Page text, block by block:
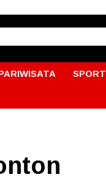
SPORT